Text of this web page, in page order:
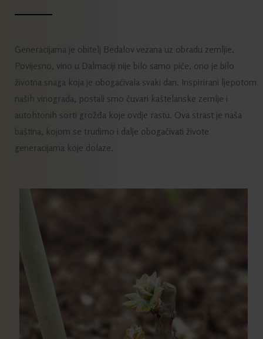
Generacijama je obitelj Bedalov vezana uz obradu zemljie.
Povijesno, vino u Dalmaciji nije bilo samo piće, ono je bilo
životna snaga koja je obogaćivala svaki dan. Inspirirani ljepotom
naših vinograda, postali smo čuvari kaštelanske zemlje i
autohtonih sorti grožđa koje ovdje rastu. Ova strast je naša
baština, kojom se trudimo i dalje obogačivati živote
generacijama koje dolaze.